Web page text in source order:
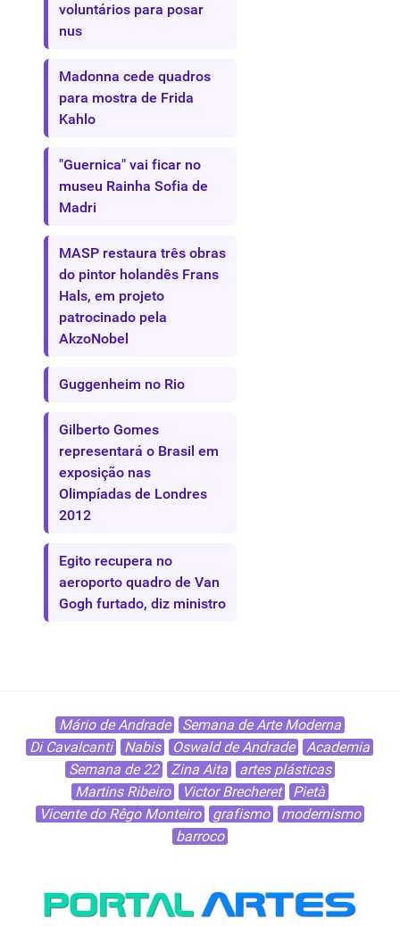
voluntários para posar
nus
Madonna cede quadros
para mostra de Frida
Kahlo
"Guernica" vai ficar no
museu Rainha Sofia de
Madri
MASP restaura três obras
do pintor holandês Frans
Hals, em projeto
patrocinado pela
AkzoNobel
Guggenheim no Rio
Gilberto Gomes
representará o Brasil em
exposição nas
Olimpíadas de Londres
2012
Egito recupera no
aeroporto quadro de Van
Gogh furtado, diz ministro
Mário de Andrade
Semana de Arte Moderna
Di Cavalcanti
Nabis Oswald de Andrade
Academia
Semana de 22
Zina Aita
artes plásticas
Martins Ribeiro
Victor Brecheret
Pietà
Vicente do Rêgo Monteiro
grafismo
modernismo
barroco